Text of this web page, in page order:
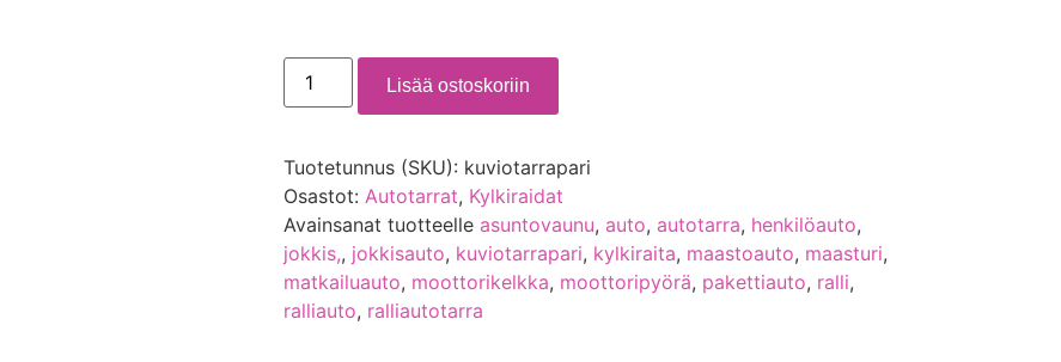
Lisää ostoskoriin
Tuotetunnus (SKU): kuviotarrapari
Osastot: Autotarrat, Kylkiraidat
Avainsanat tuotteelle asuntovaunu, auto, autotarra, henkilöauto,
jokkis,, jokkisauto, kuviotarrapari, kylkiraita, maastoauto, maasturi,
matkailuauto, moottorikelkka, moottoripyörä, pakettiauto, ralli,
ralliauto, ralliautotarra